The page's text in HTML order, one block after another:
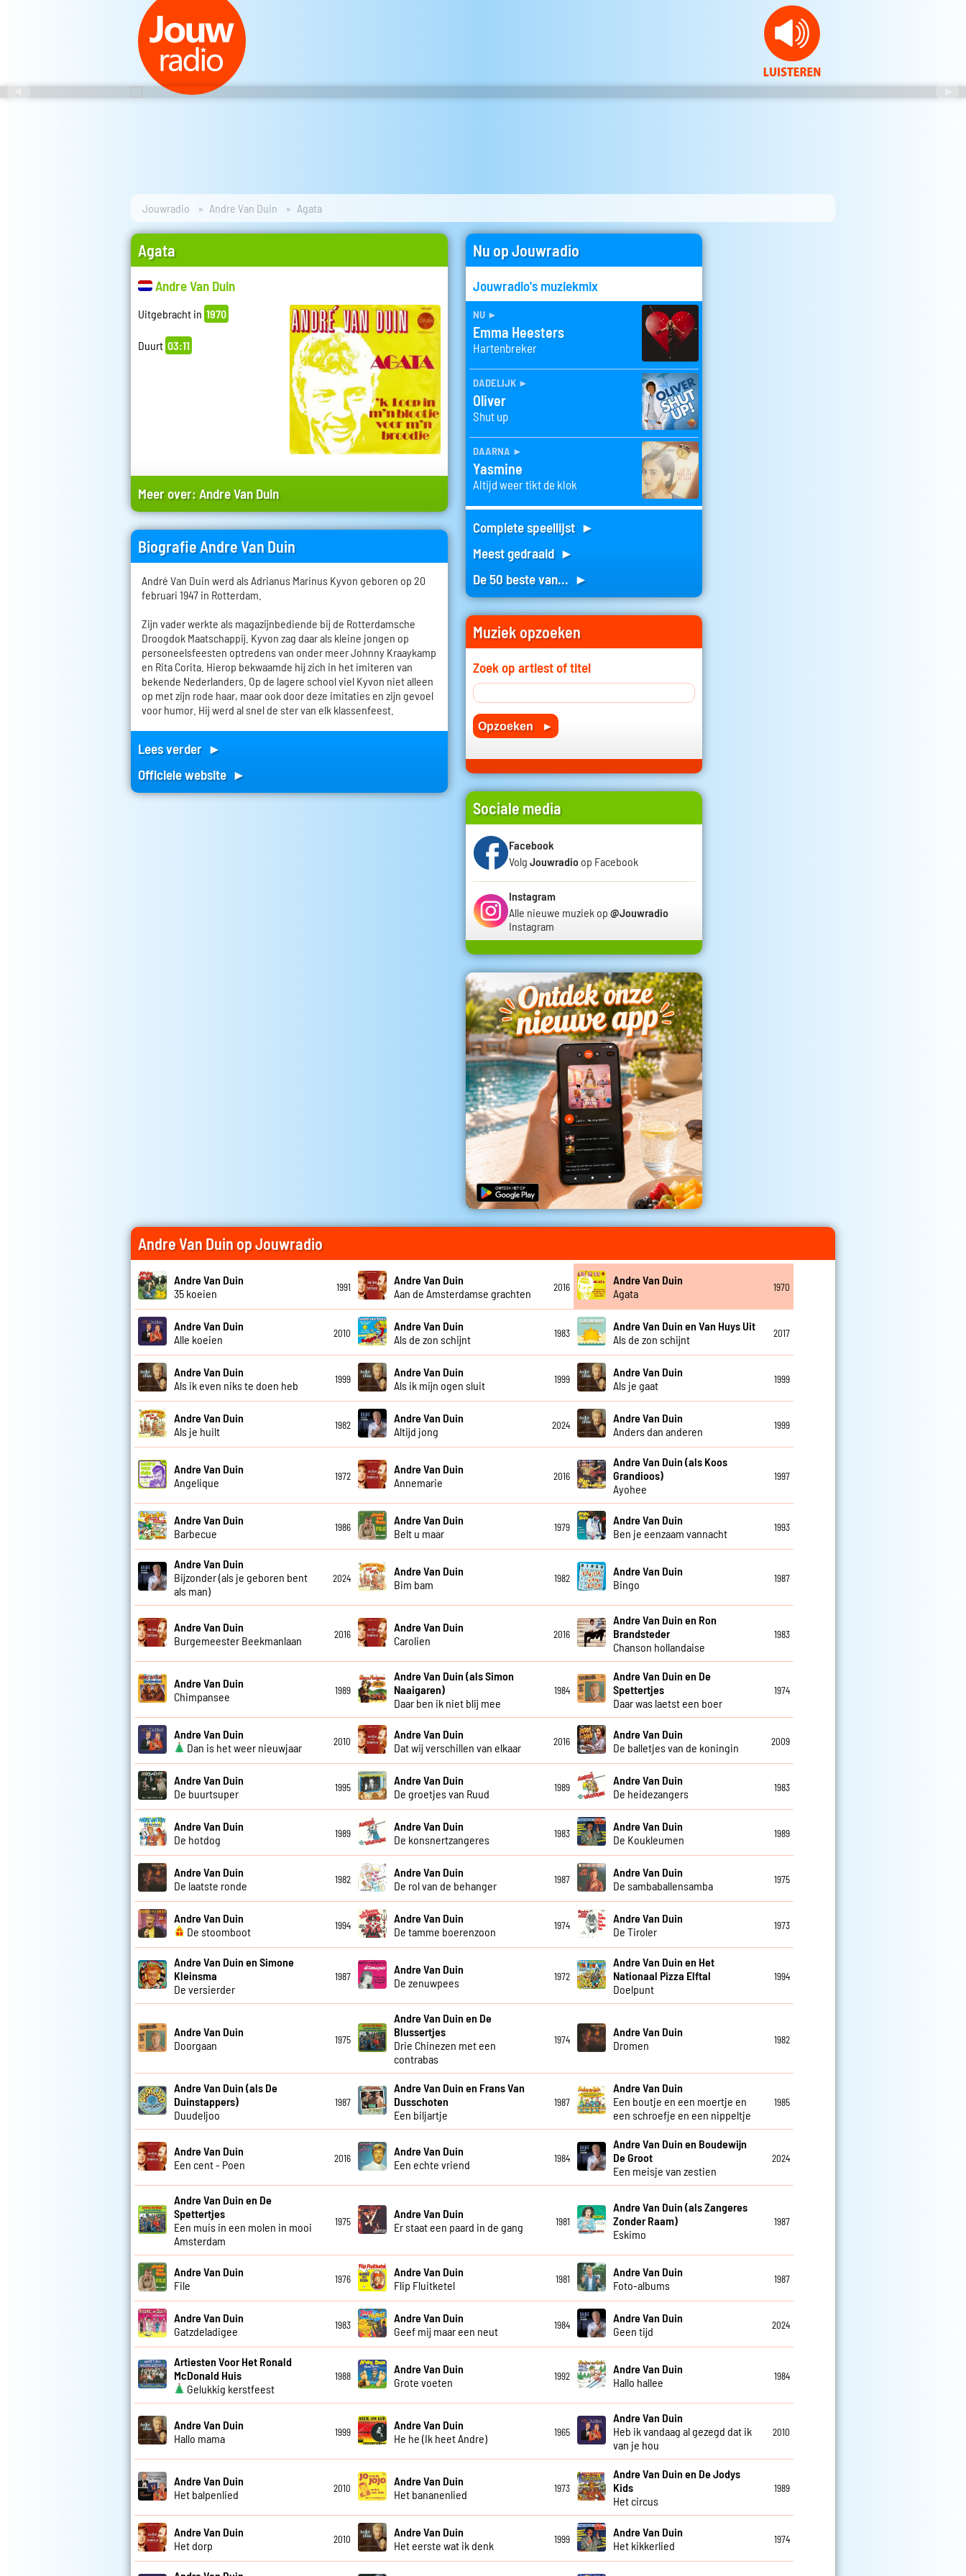
Jouwradio Andre Van Duin Agata
Agata
Andre Van Duin
Uitgebracht in 1970
Duurt 03:11
Meer over:Andre Van Duin
Biografie Andre Van Duin
André Van Duin werd als Adrianus Marinus Kyvon geboren op 20
februari 1947 in Rotterdam.
Zijn vader werkte als magazijnbediende bij de Rotterdamsche
Droogdok Maatschappij. Kyvon zag daar als kleine jongen op
personeelsfeesten optredens van onder meer Johnny Kraaykamp
en Rita Corita. Hierop bekwaamde hij zich in het imiteren van
bekende Nederlanders. Op de lagere school viel Kyvon niet alleen
op met zijn rode haar, maar ook door deze imitaties en zijn gevoel
voor humor. Hij werd al snel de ster van elk klassenfeest.
Lees verder ►
Officiele website ►
Nu op Jouwradio
Jouwradio's muziekmix
nu ►
Emma Heesters
Hartenbreker
dadelijk ►
Oliver
Shut up
daarna ►
Yasmine
Altijd weer tikt de klok
Complete speellijst ►
Meest gedraaid ►
De 50 beste van... ►
Muziek opzoeken
Zoek op artiest of titel
Sociale media
Facebook
Volg Jouwradio op Facebook
Instagram
Alle nieuwe muziek op @Jouwradio
Instagram
Andre Van Duin op Jouwradio
Andre Van Duin
35 koeien
1991
Andre Van Duin
Aan de Amsterdamse grachten
2016
Andre Van Duin
Agata
1970
Andre Van Duin
Alle koeien
2010
Andre Van Duin
Als de zon schijnt
1983
Andre Van Duin en Van Huys Uit
Als de zon schijnt
2017
Andre Van Duin
Als ik even niks te doen heb
1999
Andre Van Duin
Als ik mijn ogen sluit
1999
Andre Van Duin
Als je gaat
1999
Andre Van Duin
Als je huilt
1982
Andre Van Duin
Altijd jong
2024
Andre Van Duin
Anders dan anderen
1999
Andre Van Duin
Angelique
1972
Andre Van Duin
Annemarie
2016
Andre Van Duin (als Koos
Grandioos)
Ayohee
1997
Andre Van Duin
Barbecue
1986
Andre Van Duin
Belt u maar
1979
Andre Van Duin
Ben je eenzaam vannacht
1993
Andre Van Duin
Bijzonder (als je geboren bent
als man)
2024
Andre Van Duin
Bim bam
1982
Andre Van Duin
Bingo
1987
Andre Van Duin
Burgemeester Beekmanlaan
2016
Andre Van Duin
Carolien
2016
Andre Van Duin en Ron
Brandsteder
Chanson hollandaise
1983
Andre Van Duin
Chimpansee
1989
Andre Van Duin (als Simon
Naaigaren)
Daar ben ik niet blij mee
1984
Andre Van Duin en De
Spettertjes
Daar was laetst een boer
1974
Andre Van Duin
Dan is het weer nieuwjaar
2010
Andre Van Duin
Dat wij verschillen van elkaar
2016
Andre Van Duin
De balletjes van de koningin
2009
Andre Van Duin
De buurtsuper
1995
Andre Van Duin
De groetjes van Ruud
1989
Andre Van Duin
De heidezangers
1983
Andre Van Duin
De hotdog
1989
Andre Van Duin
De konsnertzangeres
1983
Andre Van Duin
De Koukleumen
1989
Andre Van Duin
De laatste ronde
1982
Andre Van Duin
De rol van de behanger
1987
Andre Van Duin
De sambaballensamba
1975
Andre Van Duin
De stoomboot
1994
Andre Van Duin
De tamme boerenzoon
1974
Andre Van Duin
De Tiroler
1973
Andre Van Duin en Simone
Kleinsma
De versierder
1987
Andre Van Duin
De zenuwpees
1972
Andre Van Duin en Het
Nationaal Pizza Elftal
Doelpunt
1994
Andre Van Duin
Doorgaan
1975
Andre Van Duin en De
Blussertjes
Drie Chinezen met een
contrabas
1974
Andre Van Duin
Dromen
1982
Andre Van Duin (als De
Duinstappers)
Duudeljoo
1987
Andre Van Duin en Frans Van
Dusschoten
Een biljartje
1987
Andre Van Duin
Een boutje en een moertje en
een schroefje en een nippeltje
1985
Andre Van Duin
Een cent - Poen
2016
Andre Van Duin
Een echte vriend
1984
Andre Van Duin en Boudewijn
De Groot
Een meisje van zestien
2024
Andre Van Duin en De
Spettertjes
Een muis in een molen in mooi
Amsterdam
1975
Andre Van Duin
Er staat een paard in de gang
1981
Andre Van Duin (als Zangeres
Zonder Raam)
Eskimo
1987
Andre Van Duin
File
1976
Andre Van Duin
Flip Fluitketel
1981
Andre Van Duin
Foto-albums
1987
Andre Van Duin
Gatzdeladigee
1983
Andre Van Duin
Geef mij maar een neut
1984
Andre Van Duin
Geen tijd
2024
Artiesten Voor Het Ronald
McDonald Huis
Gelukkig kerstfeest
1988
Andre Van Duin
Grote voeten
1992
Andre Van Duin
Hallo hallee
1984
Andre Van Duin
Hallo mama
1999
Andre Van Duin
He he (Ik heet Andre)
1965
Andre Van Duin
Heb ik vandaag al gezegd dat ik
van je hou
2010
Andre Van Duin
Het balpenlied
2010
Andre Van Duin
Het bananenlied
1973
Andre Van Duin en De Jodys
Kids
Het circus
1989
Andre Van Duin
Het dorp
2010
Andre Van Duin
Het eerste wat ik denk
1999
Andre Van Duin
Het kikkerlied
1974